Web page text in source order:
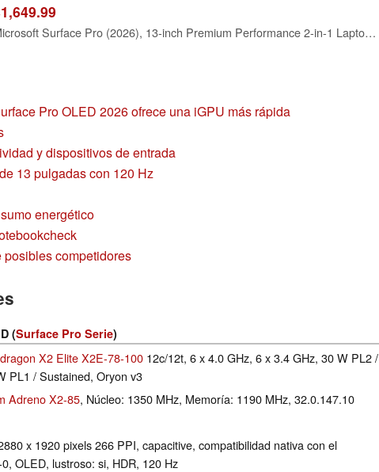
Microsoft Surface Pro (2026), 13-inch Premium Performance 2-in-1 Laptop, Snapdragon X2 Elite Processor, Touchscreen OLED Display, 16GB RAM, 1TB SSD Storage, Windows 11 Copilot+ PC Built for AI, Black
Pro OLED 2026 ofrece una iGPU más rápida
y dispositivos de entrada
13 pulgadas con 120 Hz
energético
competidores
(Surface Pro Serie)
X2 Elite X2E-78-100 12c/12t, 6 x 4.0 GHz, 6 x 3.4 GHz, 30 W PL2 /
PL1 / Sustained, Oryon v3
Adreno X2-85, Núcleo: 1350 MHz, Memoría: 1190 MHz, 32.0.147.10
x 1920 pixels 266 PPI, capacitive, compatibilidad nativa con el
OLED, lustroso: si, HDR, 120 Hz